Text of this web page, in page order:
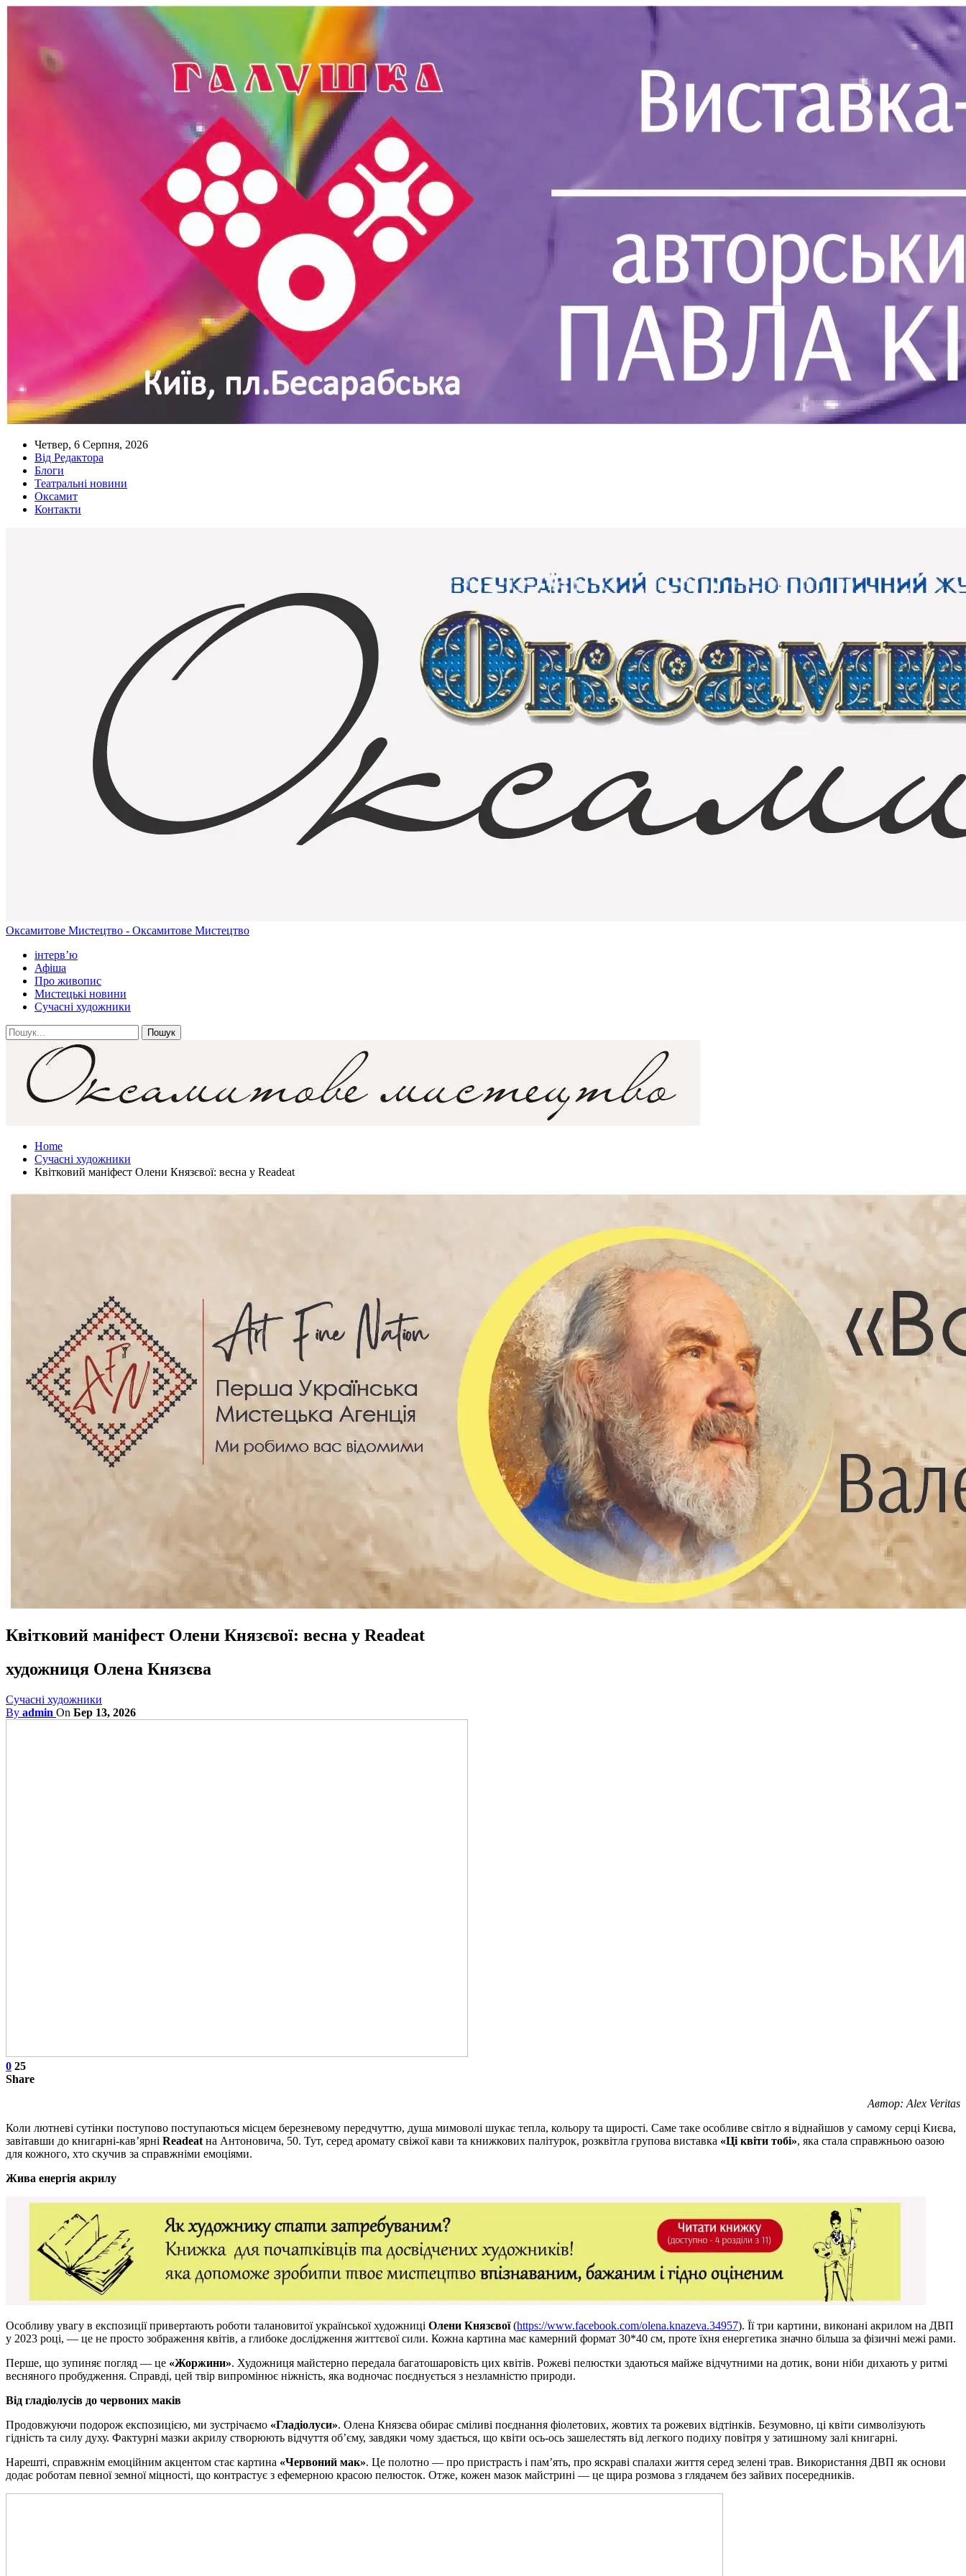
Четвер, 6 Серпня, 2026
Від Редактора
Блоги
Театральні новини
Оксамит
Контакти
Оксамитове Мистецтво - Оксамитове Мистецтво
інтерв’ю
Афіша
Про живопис
Мистецькі новини
Сучасні художники
Home
Сучасні художники
Квітковий маніфест Олени Князєвої: весна у Readeat
Квітковий маніфест Олени Князєвої: весна у Readeat
художниця Олена Князєва
Сучасні художники
By admin On Бер 13, 2026
0 25
Share
Автор: Alex Veritas
Коли лютневі сутінки поступово поступаються місцем березневому передчуттю, душа мимоволі шукає тепла, кольору та щирості. Саме таке особливе світло я віднайшов у самому серці Києва,
завітавши до книгарні-кав’ярні Readeat на Антоновича, 50. Тут, серед аромату свіжої кави та книжкових палітурок, розквітла групова виставка «Ці квіти тобі», яка стала справжньою оазою
для кожного, хто скучив за справжніми емоціями.
Жива енергія акрилу
Особливу увагу в експозиції привертають роботи талановитої української художниці Олени Князєвої(https://www.facebook.com/olena.knazeva.34957). Її три картини, виконані акрилом на ДВП
у 2023 році, — це не просто зображення квітів, а глибоке дослідження життєвої сили. Кожна картина має камерний формат 30*40 см, проте їхня енергетика значно більша за фізичні межі рами.
Перше, що зупиняє погляд — це «Жоржини». Художниця майстерно передала багатошаровість цих квітів. Рожеві пелюстки здаються майже відчутними на дотик, вони ніби дихають у ритмі
весняного пробудження. Справді, цей твір випромінює ніжність, яка водночас поєднується з незламністю природи.
Від гладіолусів до червоних маків
Продовжуючи подорож експозицією, ми зустрічаємо «Гладіолуси». Олена Князєва обирає сміливі поєднання фіолетових, жовтих та рожевих відтінків. Безумовно, ці квіти символізують
гідність та силу духу. Фактурні мазки акрилу створюють відчуття об’єму, завдяки чому здається, що квіти ось-ось зашелестять від легкого подиху повітря у затишному залі книгарні.
Нарешті, справжнім емоційним акцентом стає картина «Червоний мак». Це полотно — про пристрасть і пам’ять, про яскраві спалахи життя серед зелені трав. Використання ДВП як основи
додає роботам певної земної міцності, що контрастує з ефемерною красою пелюсток. Отже, кожен мазок майстрині — це щира розмова з глядачем без зайвих посередників.